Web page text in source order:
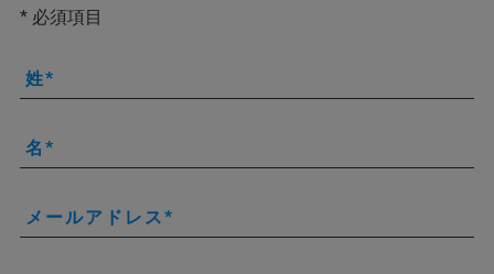
* 必須項目
姓
名
メールアドレス